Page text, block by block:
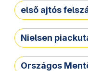
első ajtós
Nielsen
Országos